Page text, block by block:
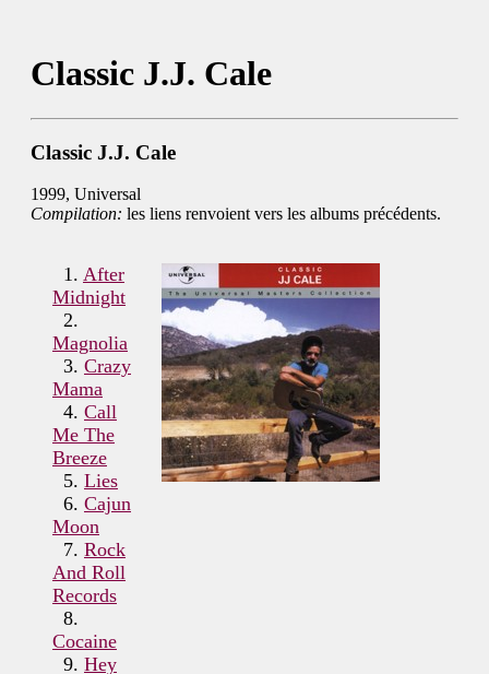
Classic J.J. Cale
Classic J.J. Cale
1999, Universal
Compilation: les liens renvoient vers les albums précédents.
1. After
Midnight
2.
Magnolia
3. Crazy
Mama
4. Call
Me The
Breeze
5. Lies
6. Cajun
Moon
7. Rock
And Roll
Records
8.
Cocaine
9. Hey